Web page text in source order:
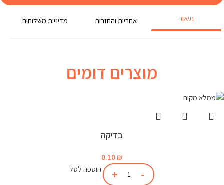
תיאור אחריות והחזרות מדיניות משלוחים
מוצרים דומים
בדיקה
0.10 ₪
הוספה לסל